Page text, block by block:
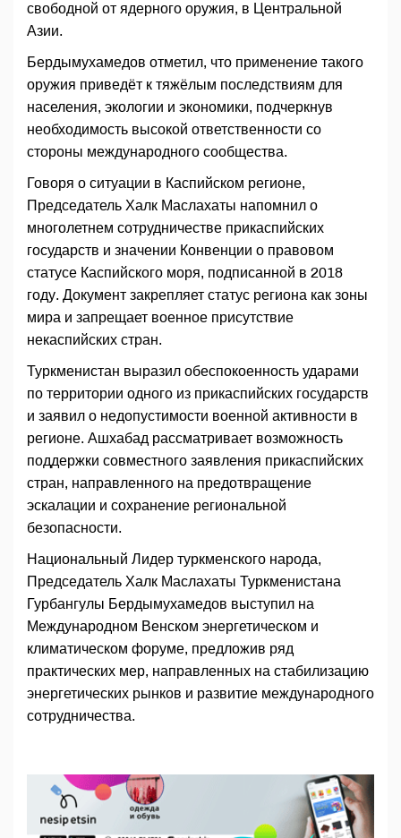
свободной от ядерного оружия, в Центральной
Азии.
Бердымухамедов отметил, что применение такого
оружия приведёт к тяжёлым последствиям для
населения, экологии и экономики, подчеркнув
необходимость высокой ответственности со
стороны международного сообщества.
Говоря о ситуации в Каспийском регионе,
Председатель Халк Маслахаты напомнил о
многолетнем сотрудничестве прикаспийских
государств и значении Конвенции о правовом
статусе Каспийского моря, подписанной в 2018
году. Документ закрепляет статус региона как зоны
мира и запрещает военное присутствие
некаспийских стран.
Туркменистан выразил обеспокоенность ударами
по территории одного из прикаспийских государств
и заявил о недопустимости военной активности в
регионе. Ашхабад рассматривает возможность
поддержки совместного заявления прикаспийских
стран, направленного на предотвращение
эскалации и сохранение региональной
безопасности.
Национальный Лидер туркменского народа,
Председатель Халк Маслахаты Туркменистана
Гурбангулы Бердымухамедов выступил на
Международном Венском энергетическом и
климатическом форуме, предложив ряд
практических мер, направленных на стабилизацию
энергетических рынков и развитие международного
сотрудничества.